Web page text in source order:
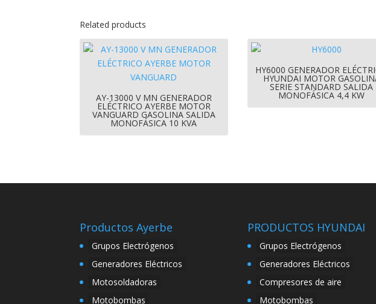
Related products
AY-13000 V MN GENERADOR
ELÉCTRICO AYERBE MOTOR
VANGUARD GASOLINA SALIDA
MONOFÁSICA 10 KVA
HY6000 GENERADOR
HYUNDAI MOTOR
SERIE STANDARD SALIDA
MONOFÁSICA 4,4 KW
Productos Ayerbe
Grupos Electrógenos
Generadores Eléctricos
Motosoldadoras
Motobombas
PRODUCTOS HYUNDAI
Grupos Electrógenos
Generadores Eléctricos
Compresores de aire
Motobombas